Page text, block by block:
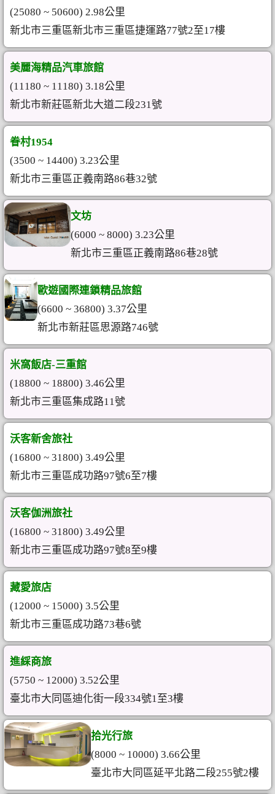
(25080 ~ 50600) 2.98公里
新北市三重區新北市三重區捷運路77號2至17樓
美麗海精品汽車旅館
(11180 ~ 11180) 3.18公里
新北市新莊區新北大道二段231號
眷村1954
(3500 ~ 14400) 3.23公里
新北市三重區正義南路86巷32號
文坊
(6000 ~ 8000) 3.23公里
新北市三重區正義南路86巷28號
歐遊國際連鎖精品旅館
(6600 ~ 36800) 3.37公里
新北市新莊區思源路746號
米窩飯店-三重館
(18800 ~ 18800) 3.46公里
新北市三重區集成路11號
沃客新舍旅社
(16800 ~ 31800) 3.49公里
新北市三重區成功路97號6至7樓
沃客伽洲旅社
(16800 ~ 31800) 3.49公里
新北市三重區成功路97號8至9樓
藏愛旅店
(12000 ~ 15000) 3.5公里
新北市三重區成功路73巷6號
進綵商旅
(5750 ~ 12000) 3.52公里
臺北市大同區迪化街一段334號1至3樓
拾光行旅
(8000 ~ 10000) 3.66公里
臺北市大同區延平北路二段255號2樓